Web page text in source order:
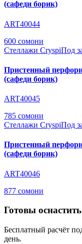
(сафеди борик)
ART40044
600 сомони
Стеллажи CryspiПод
Пристенный
(сафеди борик)
ART40045
785 сомони
Стеллажи CryspiПод
Пристенный
(сафеди борик)
ART40046
877 сомони
Готовы
Бесплатный расчёт
день.